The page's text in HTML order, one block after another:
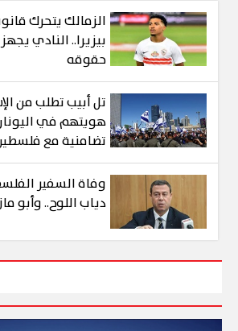
الزمالك يتحرك
بيزيرا.. النادي
حقوقه
تل أبيب تطلب من
هويتهم في
تضامنية مع
وفاة السفير
دياب اللوح.. وأبو